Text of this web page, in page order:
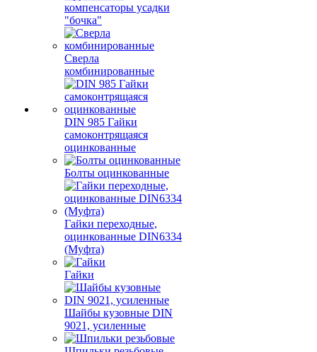
компенсаторы усадки
"бочка"
Сверла
комбинированные
DIN 985 Гайки
самоконтрящаяся
оцинкованные
Болты оцинкованные
Гайки переходные,
оцинкованные DIN6334
(Муфта)
Гайки
Шайбы кузовные DIN
9021, усиленные